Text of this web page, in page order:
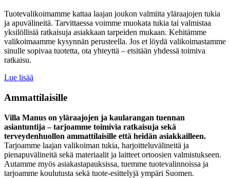
Tuotevalikoimamme kattaa laajan joukon valmiita yläraajojen tukia
ja apuvälineitä. Tarvittaessa voimme muokata tukia tai valmistaa
yksilöllisiä ratkaisuja asiakkaan tarpeiden mukaan. Kehitämme
valikoimaamme kysynnän perusteella. Jos et löydä valikoimastamme
sinulle sopivaa tuotetta, ota yhteyttä – etsitään yhdessä toimiva
ratkaisu.
Lue lisää
Ammattilaisille
Villa Manus on yläraajojen ja kaularangan tuennan
asiantuntija – tarjoamme toimivia ratkaisuja sekä
terveydenhuollon ammattilaisille että heidän asiakkailleen.
Tarjoamme laajan valikoiman tukia, harjoitteluvälineitä ja
pienapuvälineitä sekä materiaalit ja laitteet ortoosien valmistukseen.
Autamme myös asiakastapauksissa, tuemme tuotevalinnoissa ja
tarjoamme koulutusta sekä tuote-esittelyjä ympäri Suomen.